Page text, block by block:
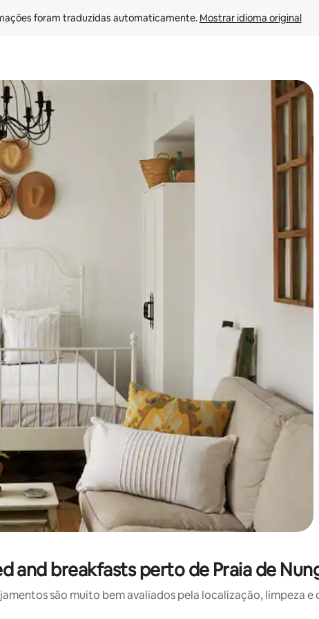
foram traduzidas automaticamente. Mostrar idioma original
teclas de seta para cima e para baixo ou explore com gestos de
and breakfasts perto de Praia de
são muito bem avaliados pela localização, limpeza e